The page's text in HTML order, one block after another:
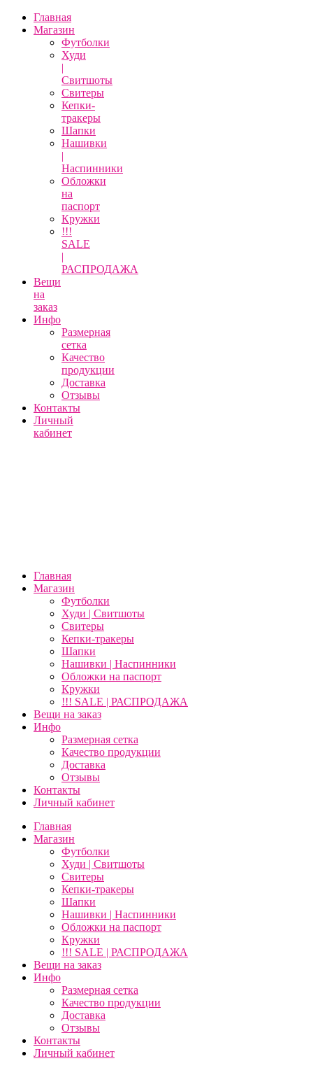
Главная
Магазин
Футболки
Худи
|
Свитшоты
Свитеры
Кепки-
тракеры
Шапки
Нашивки
|
Наспинники
Обложки
на
паспорт
Кружки
!!!
SALE
|
РАСПРОДАЖА
Вещи
на
заказ
Инфо
Размерная
сетка
Качество
продукции
Доставка
Отзывы
Контакты
Личный
кабинет
Главная
Магазин
Футболки
Худи | Свитшоты
Свитеры
Кепки-тракеры
Шапки
Нашивки | Наспинники
Обложки на паспорт
Кружки
!!! SALE | РАСПРОДАЖА
Вещи на заказ
Инфо
Размерная сетка
Качество продукции
Доставка
Отзывы
Контакты
Личный кабинет
Главная
Магазин
Футболки
Худи | Свитшоты
Свитеры
Кепки-тракеры
Шапки
Нашивки | Наспинники
Обложки на паспорт
Кружки
!!! SALE | РАСПРОДАЖА
Вещи на заказ
Инфо
Размерная сетка
Качество продукции
Доставка
Отзывы
Контакты
Личный кабинет